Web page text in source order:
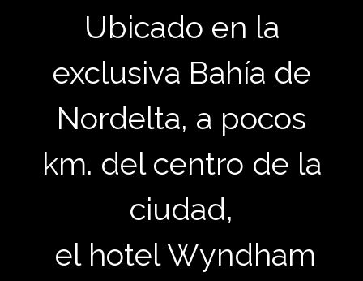
Ubicado en la
exclusiva Bahía de
Nordelta, a pocos
km. del centro de la
ciudad,
el hotel Wyndham